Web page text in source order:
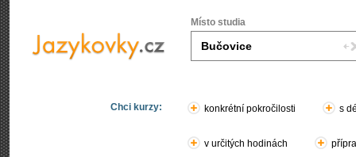
Místo studia
Chci kurzy: konkrétní pokročilosti s
v určitých hodinách